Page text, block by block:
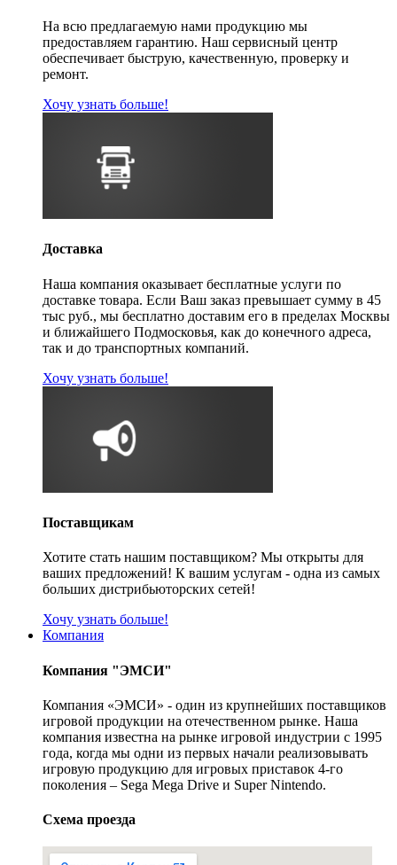
На всю предлагаемую нами продукцию мы
предоставляем гарантию. Наш сервисный центр
обеспечивает быструю, качественную, проверку и
ремонт.
Хочу узнать больше!
Доставка
Наша компания оказывает бесплатные услуги по
доставке товара. Если Ваш заказ превышает сумму в 45
тыс руб., мы бесплатно доставим его в пределах Москвы
и ближайшего Подмосковья, как до конечного адреса,
так и до транспортных компаний.
Хочу узнать больше!
Поставщикам
Хотите стать нашим поставщиком? Мы открыты для
ваших предложений! К вашим услугам - одна из самых
больших дистрибьюторских сетей!
Хочу узнать больше!
Компания
Компания "ЭМСИ"
Компания «ЭМСИ» - один из крупнейших поставщиков
игровой продукции на отечественном рынке. Наша
компания известна на рынке игровой индустрии с 1995
года, когда мы одни из первых начали реализовывать
игровую продукцию для игровых приставок 4-го
поколения – Sega Mega Drive и Super Nintendo.
Схема проезда